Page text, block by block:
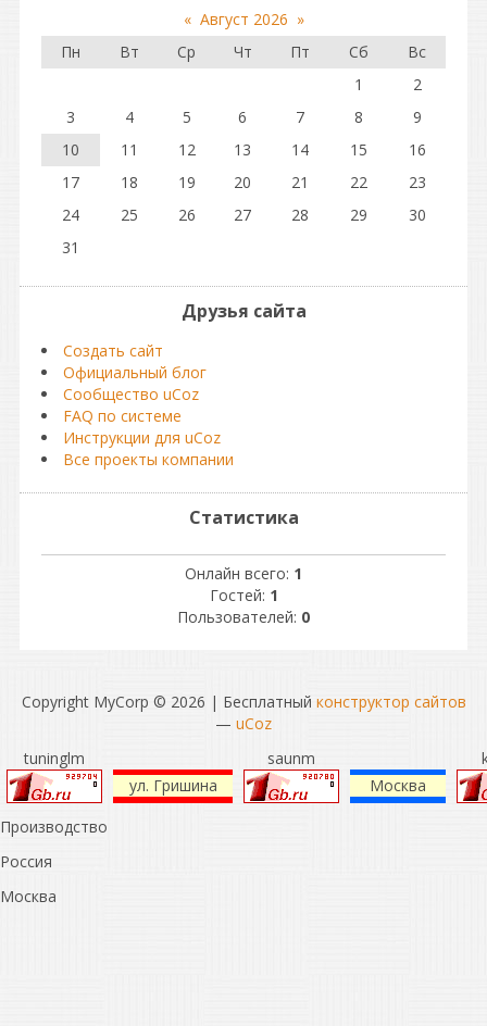
« Август 2026 »
Пн
Вт Ср Чт Пт Сб
Вс
1
2
3
4 5 6 7 8
9
10
11 12 13 14 15
16
17
18 19 20 21 22
23
24
25 26 27 28 29
30
31
Друзья сайта
Создать сайт
Официальный блог
Сообщество uCoz
FAQ по системе
Инструкции для uCoz
Все проекты компании
Статистика
Онлайн всего: 1
Гостей: 1
Пользователей: 0
Copyright MyCorp © 2026 | Бесплатный конструктор сайтов
— uCoz
tuninglm
ул. Гришина
saunm
Москва
Производство
Россия
Москва